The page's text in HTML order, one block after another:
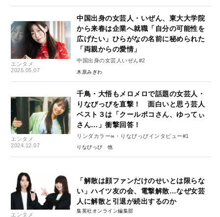
エンタメ
2025.05.07
中国出身の女芸人・いぜん、東大大学院
から来春は企業へ就職「自分の可能性を
広げたい」ひらがなの名前に秘められた
「両親からの愛情」
中国出身の女芸人いぜん#2
木原みぎわ
エンタメ
2024.12.07
千鳥・大悟もメロメロで話題の女芸人・
りなぴっぴを直撃！ 面白いと思う芸人
ベスト３は「クールポコさん、ゆってぃ
さん…」衝撃回答！
リンダカラー∞・りなぴっぴインタビュー#1
りなぴっぴ
エンタメ
「解散は顔ファンだけのせいとは限らな
い」ハイツ友の会、電撃解散…なぜ女芸
人に解散と引退が続出するのか
集英社オンライン編集部